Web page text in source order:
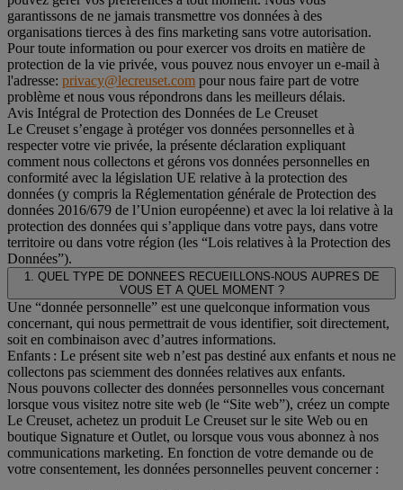
garantissons de ne jamais transmettre vos données à des
organisations tierces à des fins marketing sans votre autorisation.
Pour toute information ou pour exercer vos droits en matière de
protection de la vie privée, vous pouvez nous envoyer un e-mail à
l'adresse: privacy@lecreuset.com pour nous faire part de votre
problème et nous vous répondrons dans les meilleurs délais.
Avis Intégral de Protection des Données de Le Creuset
Le Creuset s’engage à protéger vos données personnelles et à
respecter votre vie privée, la présente déclaration expliquant
comment nous collectons et gérons vos données personnelles en
conformité avec la législation UE relative à la protection des
données (y compris la Réglementation générale de Protection des
données 2016/679 de l’Union européenne) et avec la loi relative à la
protection des données qui s’applique dans votre pays, dans votre
territoire ou dans votre région (les “Lois relatives à la Protection des
Données”).
1. QUEL TYPE DE DONNEES RECUEILLONS-NOUS AUPRES DE
VOUS ET A QUEL MOMENT ?
Une “donnée personnelle” est une quelconque information vous
concernant, qui nous permettrait de vous identifier, soit directement,
soit en combinaison avec d’autres informations.
Enfants : Le présent site web n’est pas destiné aux enfants et nous ne
collectons pas sciemment des données relatives aux enfants.
Nous pouvons collecter des données personnelles vous concernant
lorsque vous visitez notre site web (le “Site web”), créez un compte
Le Creuset, achetez un produit Le Creuset sur le site Web ou en
boutique Signature et Outlet, ou lorsque vous vous abonnez à nos
communications marketing. En fonction de votre demande ou de
votre consentement, les données personnelles peuvent concerner :